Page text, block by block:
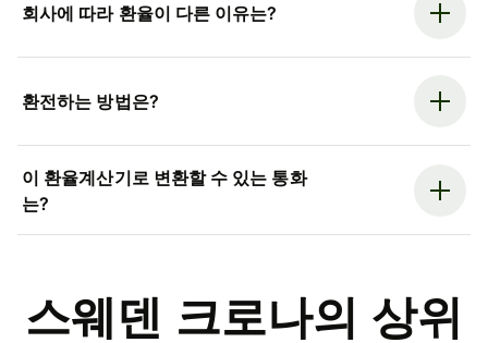
회사에 따라 환율이 다른 이유는?
환전하는 방법은?
이 환율계산기로 변환할 수 있는 통화
는?
스웨덴 크로나의 상위